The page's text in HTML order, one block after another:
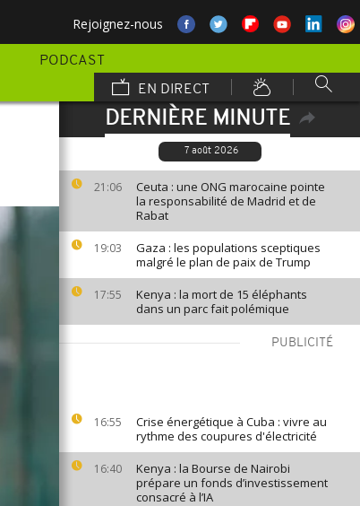
Rejoignez-nous
PODCAST
EN DIRECT
DERNIÈRE MINUTE
7 août 2026
21:06
Ceuta : une ONG marocaine pointe
la responsabilité de Madrid et de
Rabat
19:03
Gaza : les populations sceptiques
malgré le plan de paix de Trump
17:55
Kenya : la mort de 15 éléphants
dans un parc fait polémique
PUBLICITÉ
16:55
Crise énergétique à Cuba : vivre au
rythme des coupures d'électricité
16:40
Kenya : la Bourse de Nairobi
prépare un fonds d’investissement
consacré à l’IA